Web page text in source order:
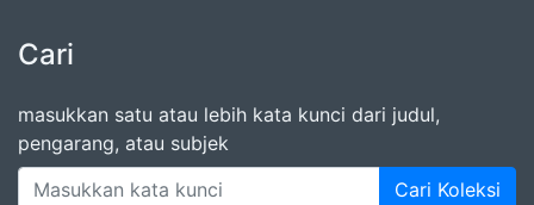
Cari
masukkan satu atau lebih kata kunci dari judul,
pengarang, atau subjek
Cari Koleksi